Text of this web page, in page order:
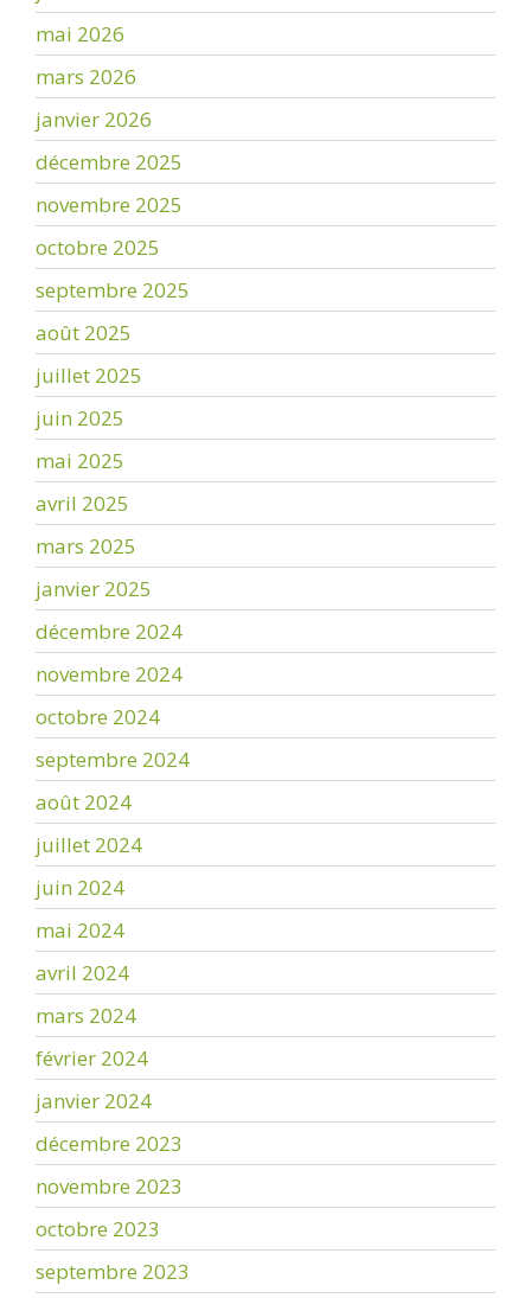
mai 2026
mars 2026
janvier 2026
décembre 2025
novembre 2025
octobre 2025
septembre 2025
août 2025
juillet 2025
juin 2025
mai 2025
avril 2025
mars 2025
janvier 2025
décembre 2024
novembre 2024
octobre 2024
septembre 2024
août 2024
juillet 2024
juin 2024
mai 2024
avril 2024
mars 2024
février 2024
janvier 2024
décembre 2023
novembre 2023
octobre 2023
septembre 2023